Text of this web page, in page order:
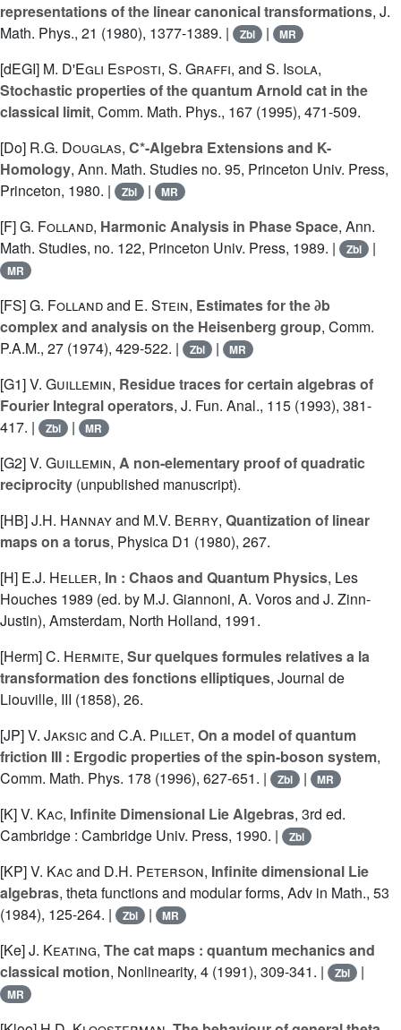
representations of the linear canonical transformations, J.
Math. Phys., 21 (1980), 1377-1389. |
Zbl | MR
[dEGI] M. D'Egli Esposti, S. Graffi, and S. Isola,
Stochastic properties of the quantum Arnold cat in the
classical limit, Comm. Math. Phys., 167 (1995), 471-509.
[Do] R.G. Douglas, C*-Algebra Extensions and K-
Homology, Ann. Math. Studies no. 95, Princeton Univ. Press,
Princeton, 1980. |
Zbl | MR
[F]G. Folland, Harmonic Analysis in Phase Space, Ann.
Math. Studies, no. 122, Princeton Univ. Press, 1989. |
Zbl |
MR
[FS]G. Follandand E. Stein, Estimates for the ∂b
complex and analysis on the Heisenberg group, Comm.
P.A.M., 27 (1974), 429-522. |
Zbl | MR
[G1]V. Guillemin, Residue traces for certain algebras of
Fourier Integral operators, J. Fun. Anal., 115 (1993), 381-
417. |
Zbl | MR
[G2]V. Guillemin, A non-elementary proof of quadratic
reciprocity (unpublished manuscript).
[HB]J.H. Hannayand M.V. Berry, Quantization of linear
maps on a torus, Physica D1 (1980), 267.
[H] E.J. Heller, In : Chaos and Quantum Physics, Les
Houches 1989 (ed. by M.J. Giannoni, A. Voros and J. Zinn-
Justin), Amsterdam, North Holland, 1991.
[Herm]C. Hermite, Sur quelques formules relatives a la
transformation des fonctions elliptiques, Journal de
Liouville, III (1858), 26.
[JP]V. Jaksicand C.A. Pillet, On a model of quantum
friction III : Ergodic properties of the spin-boson system,
Comm. Math. Phys. 178 (1996), 627-651. |
Zbl | MR
[K]V. Kac, Infinite Dimensional Lie Algebras, 3rd ed.
Cambridge : Cambridge Univ. Press, 1990. |
Zbl
[KP]V. Kacand D.H. Peterson, Infinite dimensional Lie
algebras, theta functions and modular forms, Adv in Math., 53
(1984), 125-264. |
Zbl | MR
[Ke]J. Keating, The cat maps : quantum mechanics and
classical motion, Nonlinearity, 4 (1991), 309-341. | Zbl |
MR